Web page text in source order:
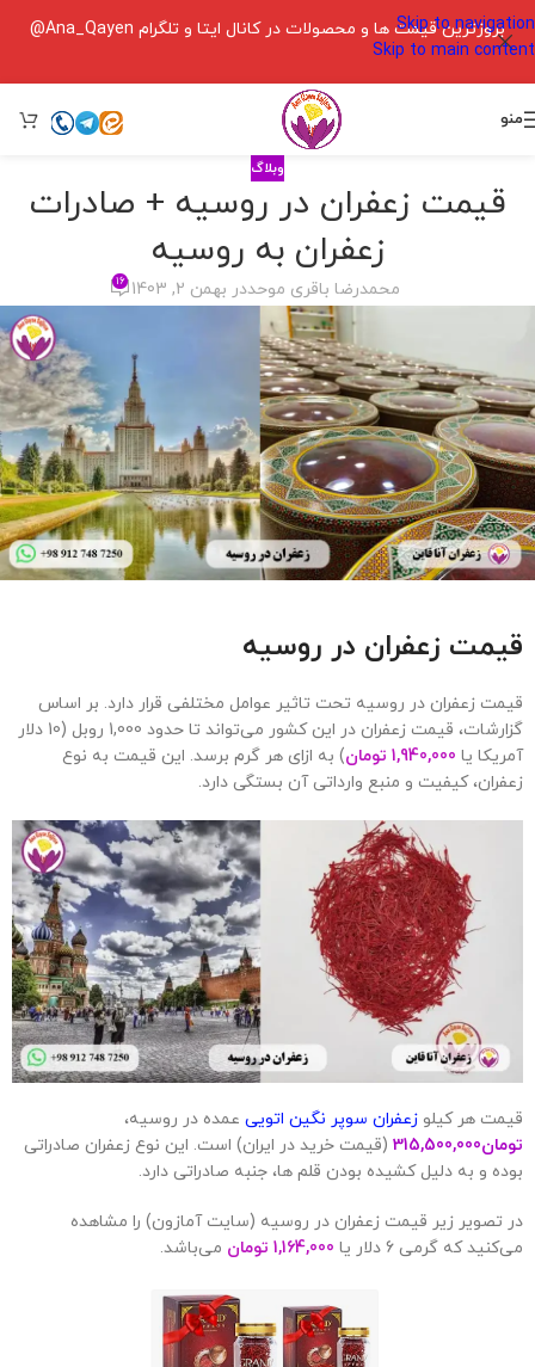
Skip to navigation
Skip to main content
بروزترین قیمت ها و محصولات در کانال ایتا و تلگرام Ana_Qayen@
منو
وبلاگ
قیمت زعفران در روسیه + صادرات
زعفران به روسیه
محمدرضا باقری موحددر بهمن 2, 1403 ۱۶
قیمت زعفران در روسیه
قیمت زعفران در روسیه تحت تاثیر عوامل مختلفی قرار دارد. بر اساس
گزارشات، قیمت زعفران در این کشور می‌تواند تا حدود 1,000 روبل (10 دلار
آمریکا یا 1,940,000 تومان
) به ازای هر گرم برسد. این قیمت به نوع
زعفران، کیفیت و منبع وارداتی آن بستگی دارد.
قیمت هر کیلو زعفران سوپر نگین اتویی عمده در روسیه،
تومان315,500,000 (قیمت خرید در ایران) است. این نوع زعفران صادراتی
بوده و به دلیل کشیده بودن قلم ها، جنبه صادراتی دارد.
در تصویر زیر قیمت زعفران در روسیه (سایت آمازون) را مشاهده
می‌کنید که گرمی 6 دلار یا
1,164,000 تومان می‌باشد.